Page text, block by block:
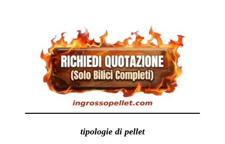
tipologie di pellet